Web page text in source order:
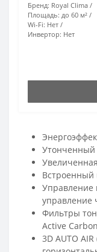
Бренд: Royal Clima
Площадь: до 60 м²
Wi-Fi: Нет
Инвертор: Нет
Утонченный
Встроенный
Управление
управление
Фильтры
Active Carbon
3D AUTO